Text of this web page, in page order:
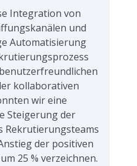
Integration von
und
Automatisierung
kollaborativen
wir eine
Steigerung der
Rekrutierungsteams
der positiven
25 % verzeichnen.